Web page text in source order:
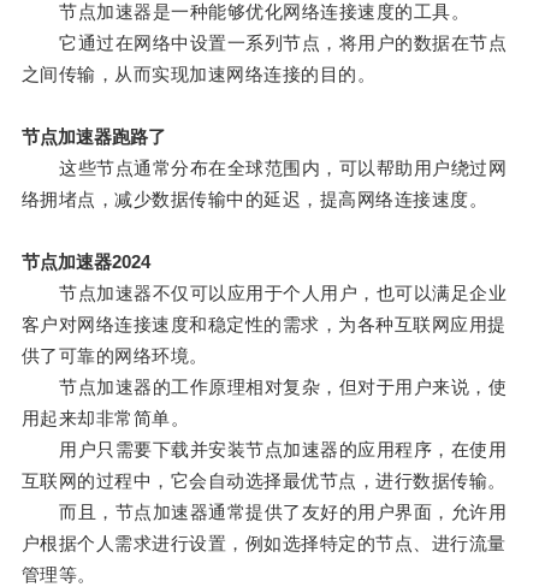
节点加速器是一种能够优化网络连接速度的工具。
它通过在网络中设置一系列节点，将用户的数据在节点
之间传输，从而实现加速网络连接的目的。
节点加速器跑路了
这些节点通常分布在全球范围内，可以帮助用户绕过网
络拥堵点，减少数据传输中的延迟，提高网络连接速度。
节点加速器2024
节点加速器不仅可以应用于个人用户，也可以满足企业
客户对网络连接速度和稳定性的需求，为各种互联网应用提
供了可靠的网络环境。
节点加速器的工作原理相对复杂，但对于用户来说，使
用起来却非常简单。
用户只需要下载并安装节点加速器的应用程序，在使用
互联网的过程中，它会自动选择最优节点，进行数据传输。
而且，节点加速器通常提供了友好的用户界面，允许用
户根据个人需求进行设置，例如选择特定的节点、进行流量
管理等。